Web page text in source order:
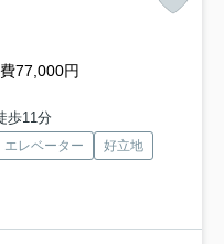
77,000円
歩11分
エレベーター
好立地